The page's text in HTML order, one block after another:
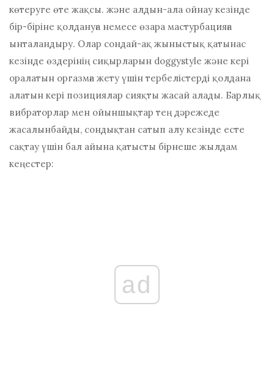
көтеруге өте жақсы. және алдын-ала ойнау кезінде
бір-біріне қолдануға немесе өзара мастурбацияға
ынталандыру. Олар сондай-ақ жыныстық қатынас
кезінде өздерінің сиқырларын doggystyle және кері
оралатын оргазмға жету үшін тербелістерді қолдана
алатын кері позициялар сияқты жасай алады. Барлық
вибраторлар мен ойыншықтар тең дәрежеде
жасалынбайды, сондықтан сатып алу кезінде есте
сақтау үшін бал айына қатысты бірнеше жылдам
кеңестер:
ad